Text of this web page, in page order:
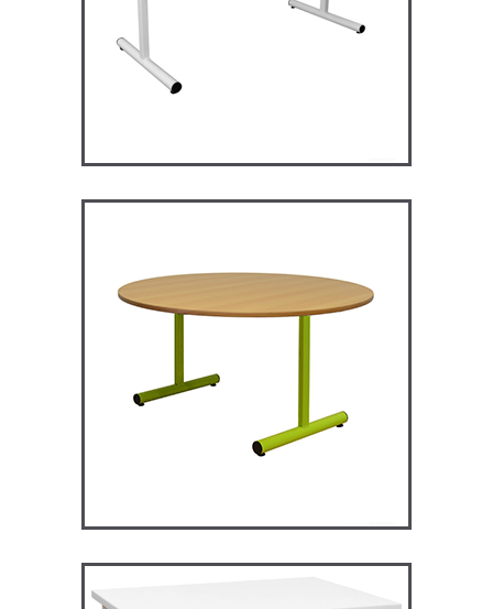
TABLES ET MANGE DEBOUT
RM120 – Restauration
TABLES ET MANGE DEBOUT